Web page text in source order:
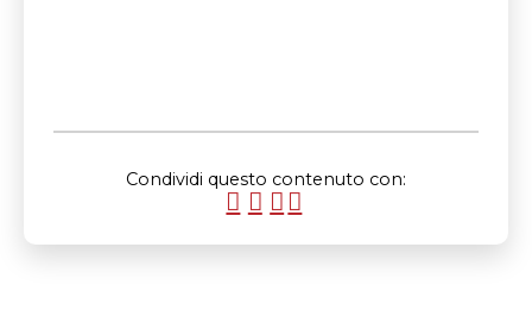
Condividi questo contenuto con: